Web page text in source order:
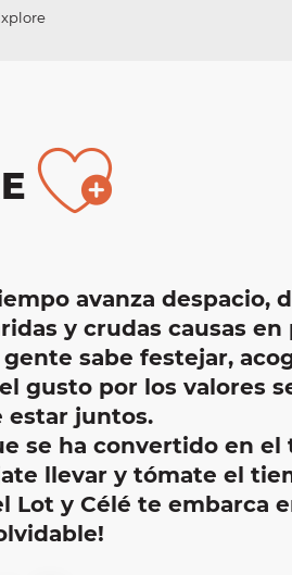
avanza despacio,
y crudas causas en
sabe festejar,
gusto por los valores
estar juntos.
se ha convertido en el
llevar y tómate el
Lot y Célé te embarca